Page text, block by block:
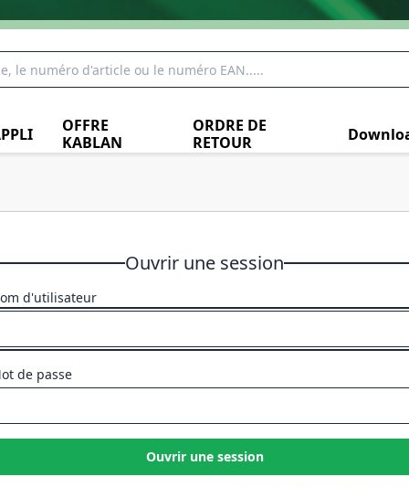
OFFRE
KABLAN
ORDRE DE
RETOUR
Ouvrir une session
d'utilisateur
de passe
Ouvrir une session